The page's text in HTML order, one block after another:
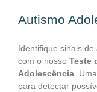
Autismo
Identifique sinais
com o nosso Teste
Adolescência .
para detectar